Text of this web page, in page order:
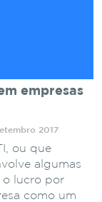
empresas
2017
ou que
algumas
o lucro por
como um